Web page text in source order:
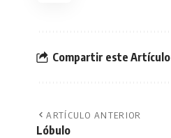
Compartir este Artículo
ARTÍCULO ANTERIOR
Lóbulo